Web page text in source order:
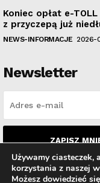
Koniec opłat e-
z przyczepą już
NEWS-INFORMACJE 2026-
Newsletter
ZAPISZ
Przeczytałem i
Używamy ciasteczek,
korzystania z naszej
Możesz dowiedzieć